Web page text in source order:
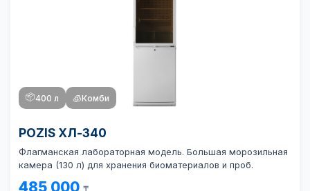
📦400 л 🧊Комби
POZIS ХЛ-340
Флагманская лабораторная модель. Большая морозильная
камера (130 л) для хранения биоматериалов и проб.
485 000